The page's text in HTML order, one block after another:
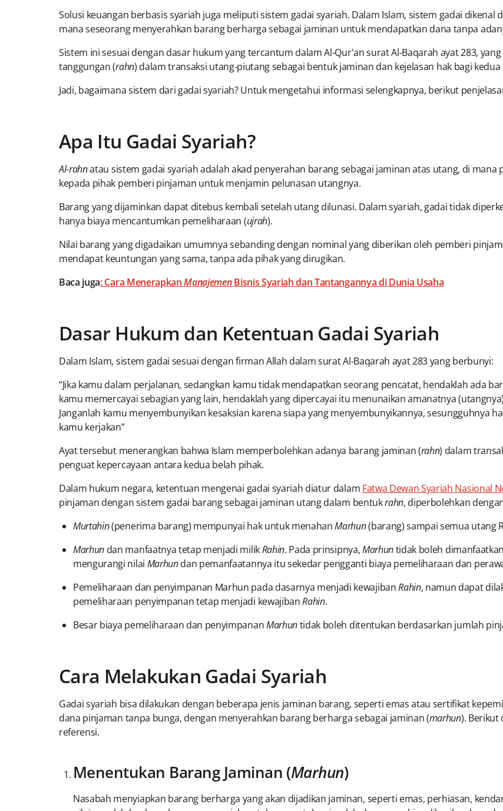
Solusi keuangan berbasis syariah juga meliputi sistem gadai syariah. Dalam Islam, sistem gadai dikenal
mana seseorang menyerahkan barang berharga sebagai jaminan untuk mendapatkan dana tanpa
Sistem ini sesuai dengan dasar hukum yang tercantum dalam Al-Qur'an surat Al-Baqarah ayat 283,
tanggungan (rahn) dalam transaksi utang-piutang sebagai bentuk jaminan dan kejelasan hak bagi kedua
Jadi, bagaimana sistem dari gadai syariah? Untuk mengetahui informasi selengkapnya, berikut
Apa Itu Gadai Syariah?
Al-rahnatau sistem gadai syariah adalah akad penyerahan barang sebagai jaminan atas utang, di
kepada pihak pemberi pinjaman untuk menjamin pelunasan utangnya.
Barang yang dijaminkan dapat ditebus kembali setelah utang dilunasi. Dalam syariah, gadai tidak
hanya biaya mencantumkan pemeliharaan (ujrah).
Nilai barang yang digadaikan umumnya sebanding dengan nominal yang diberikan oleh pemberi
mendapat keuntungan yang sama, tanpa ada pihak yang dirugikan.
Baca juga: Cara MenerapkanManajemenBisnis Syariah dan Tantangannya di Dunia Usaha
Dasar Hukum dan Ketentuan Gadai Syariah
Dalam Islam, sistem gadai sesuai dengan firman Allah dalam surat Al-Baqarah ayat 283 yang berbunyi:
“Jika kamu dalam perjalanan, sedangkan kamu tidak mendapatkan seorang pencatat, hendaklah ada
kamu memercayai sebagian yang lain, hendaklah yang dipercayai itu menunaikan amanatnya
Janganlah kamu menyembunyikan kesaksian karena siapa yang menyembunyikannya, sesungguhnya
kamu kerjakan”
Ayat tersebut menerangkan bahwa Islam memperbolehkan adanya barang jaminan (rahn) dalam
penguat kepercayaan antara kedua belah pihak.
Dalam hukum negara, ketentuan mengenai gadai syariah diatur dalam Fatwa Dewan Syariah Nasional
pinjaman dengan sistem gadai barang sebagai jaminan utang dalam bentukrahn, diperbolehkan
Murtahin(penerima barang) mempunyai hak untuk menahanMarhun(barang) sampai semua utang
Marhun dan manfaatnya tetap menjadi milikRahin. Pada prinsipnya,Marhuntidak boleh
mengurangi nilai Marhundan pemanfaatannya itu sekedar pengganti biaya pemeliharaan dan
Pemeliharaan dan penyimpanan Marhun pada dasarnya menjadi kewajibanRahin, namun dapat
pemeliharaan penyimpanan tetap menjadi kewajibanRahin.
Besar biaya pemeliharaan dan penyimpananMarhuntidak boleh ditentukan berdasarkan jumlah
Cara Melakukan Gadai Syariah
Gadai syariah bisa dilakukan dengan beberapa jenis jaminan barang, seperti emas atau sertifikat
dana pinjaman tanpa bunga, dengan menyerahkan barang berharga sebagai jaminan (marhun). Berikut
referensi.
Menentukan Barang Jaminan (Marhun)
Nasabah menyiapkan barang berharga yang akan dijadikan jaminan, seperti emas, perhiasan,